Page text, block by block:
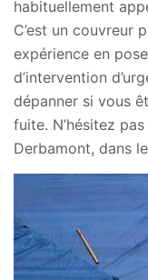
habituellement
C’est un couvreur
expérience en
d’intervention
dépanner si vous
fuite. N’hésitez
Derbamont, dans